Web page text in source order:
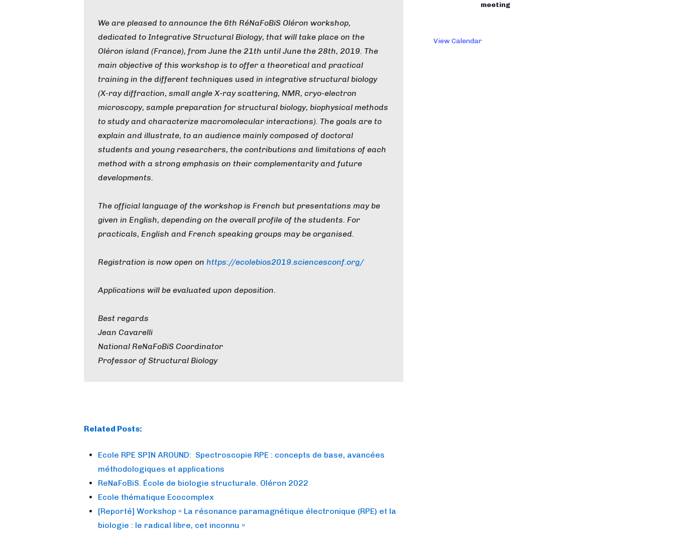
We are pleased to announce the 6th RéNaFoBiS Oléron workshop,
dedicated to Integrative Structural Biology, that will take place on the
Oléron island (France), from June the 21th until June the 28th, 2019. The
main objective of this workshop is to offer a theoretical and practical
training in the different techniques used in integrative structural biology
(X-ray diffraction, small angle X-ray scattering, NMR, cryo-electron
microscopy, sample preparation for structural biology, biophysical methods
to study and characterize macromolecular interactions). The goals are to
explain and illustrate, to an audience mainly composed of doctoral
students and young researchers, the contributions and limitations of each
method with a strong emphasis on their complementarity and future
developments.
The official language of the workshop is French but presentations may be
given in English, depending on the overall profile of the students. For
practicals, English and French speaking groups may be organised.
Registration is now open on https://ecolebios2019.sciencesconf.org/
Applications will be evaluated upon deposition.
Best regards
Jean Cavarelli
National ReNaFoBiS Coordinator
Professor of Structural Biology
Related Posts:
Ecole RPE SPIN AROUND: Spectroscopie RPE : concepts de base, avancées
méthodologiques et applications
ReNaFoBiS. École de biologie structurale. Oléron 2022
Ecole thématique Ecocomplex
[Reporté] Workshop « La résonance paramagnétique électronique (RPE) et la
biologie : le radical libre, cet inconnu »
meeting
View Calendar